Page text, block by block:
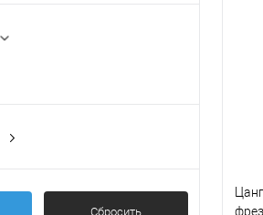
Сбросить